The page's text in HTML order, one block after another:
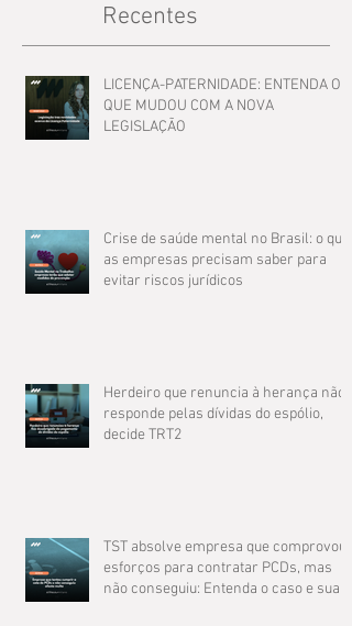
Recentes
LICENÇA-PATERNIDADE: ENTENDA O
QUE MUDOU COM A NOVA
LEGISLAÇÃO
Crise de saúde mental no Brasil: o que
as empresas precisam saber para
evitar riscos jurídicos
Herdeiro que renuncia à herança não
responde pelas dívidas do espólio,
decide TRT2
TST absolve empresa que comprovou
esforços para contratar PCDs, mas
não conseguiu: Entenda o caso e suas